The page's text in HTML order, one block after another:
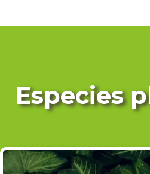
Especies